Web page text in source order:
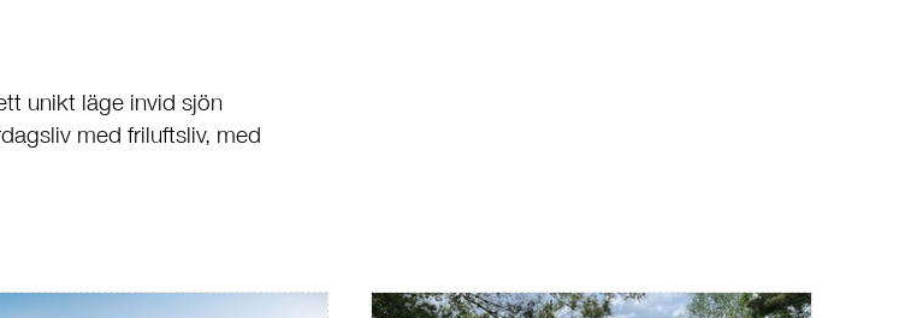
unikt läge invid sjön
med friluftsliv, med